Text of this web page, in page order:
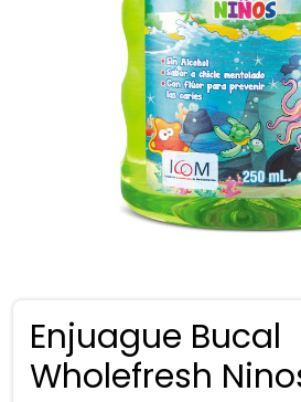
Enjuague Bucal
Wholefresh